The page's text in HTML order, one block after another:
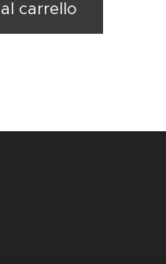
carrello